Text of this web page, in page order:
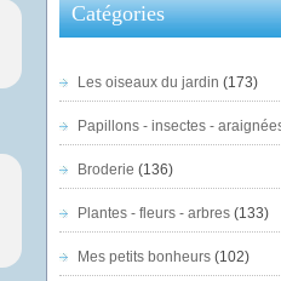
Catégories
Les oiseaux du jardin (173)
Papillons - insectes -
Broderie (136)
Plantes - fleurs - arbres(133)
Mes petits bonheurs(102)